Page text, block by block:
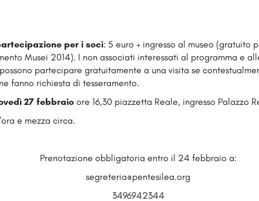
per i soci: 5 euro + ingresso al museo (gratuito
Musei 2014). I non associati interessati al programma e
partecipare gratuitamente a una visita se
fanno richiesta di tesseramento.
27 febbraio ore 16,30 piazzetta Reale, ingresso Palazzo
e mezza circa.
Prenotazione obbligatoria entro il 24 febbraio a:
segreteria@pentesilea.org
3496942344